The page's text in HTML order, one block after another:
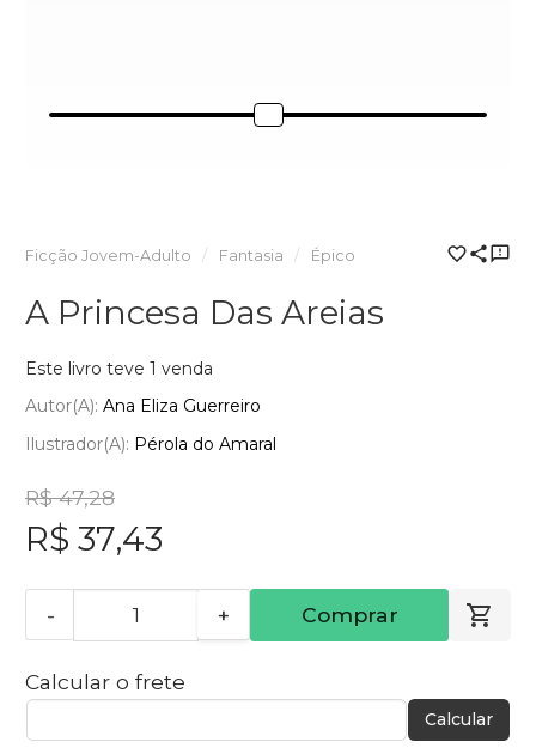
Ficção Jovem-Adulto Fantasia Épico
A Princesa Das Areias
Este livro teve 1 venda
Autor(a): Ana Eliza Guerreiro
Ilustrador(a): Pérola do Amaral
R$ 47,28
R$ 37,43
- + Comprar
Calcular o frete
Calcular